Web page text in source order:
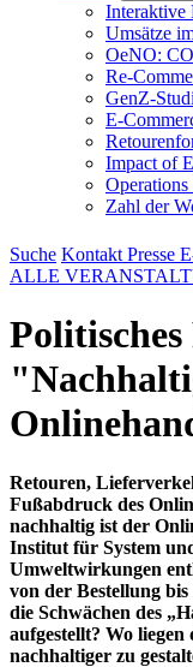
Interaktive
Umsätze
OeNO:
Re-
GenZ-
E-
Impact of
Zahl der
Suche Kontakt Presse
ALLE
Retouren,
Fußabdruck des
nachhaltig ist der
Institut für System
Umweltwirkungen
von der Bestellung
die Schwächen des
aufgestellt? Wo liegen
nachhaltiger zu